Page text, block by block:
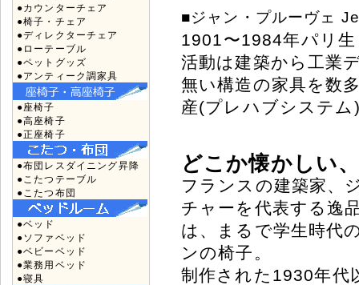
●カウンターチェア
●椅子・チェア
●ディレクターチェア
●ローテーブル
●ペットグッズ
●アンティーク調家具
●座椅子
●高座椅子
●正座椅子
●布団レスダイニング昇降
●こたつテーブル
●こたつ布団
●ベッド
●ソファベッド
●ベビーベッド
●業務用ベッド
●寝具
■ジャン・プルーヴェ
1901〜1984年パリ
活動は建築から工業
無い構造の家具を数
産(プレハブシステ
どこか懐かしい
フランスの建築家、
チャーを代表する逸
は、まるで学生時代
ンの椅子。
制作された1930年代